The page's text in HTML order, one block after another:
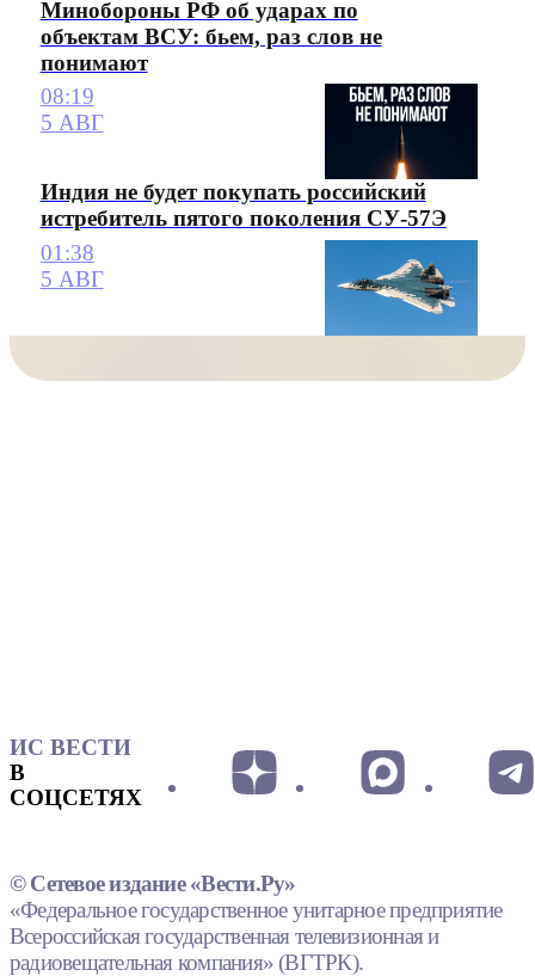
Минобороны РФ об ударах по
объектам ВСУ: бьем, раз слов не
понимают
08:19
5 АВГ
Индия не будет покупать российский
истребитель пятого поколения СУ-57Э
01:38
5 АВГ
ИС ВЕСТИ
В
СОЦСЕТЯХ
© Сетевое издание «Вести.Ру»
«Федеральное государственное унитарное предприятие
Всероссийская государственная телевизионная и
радиовещательная компания» (ВГТРК).